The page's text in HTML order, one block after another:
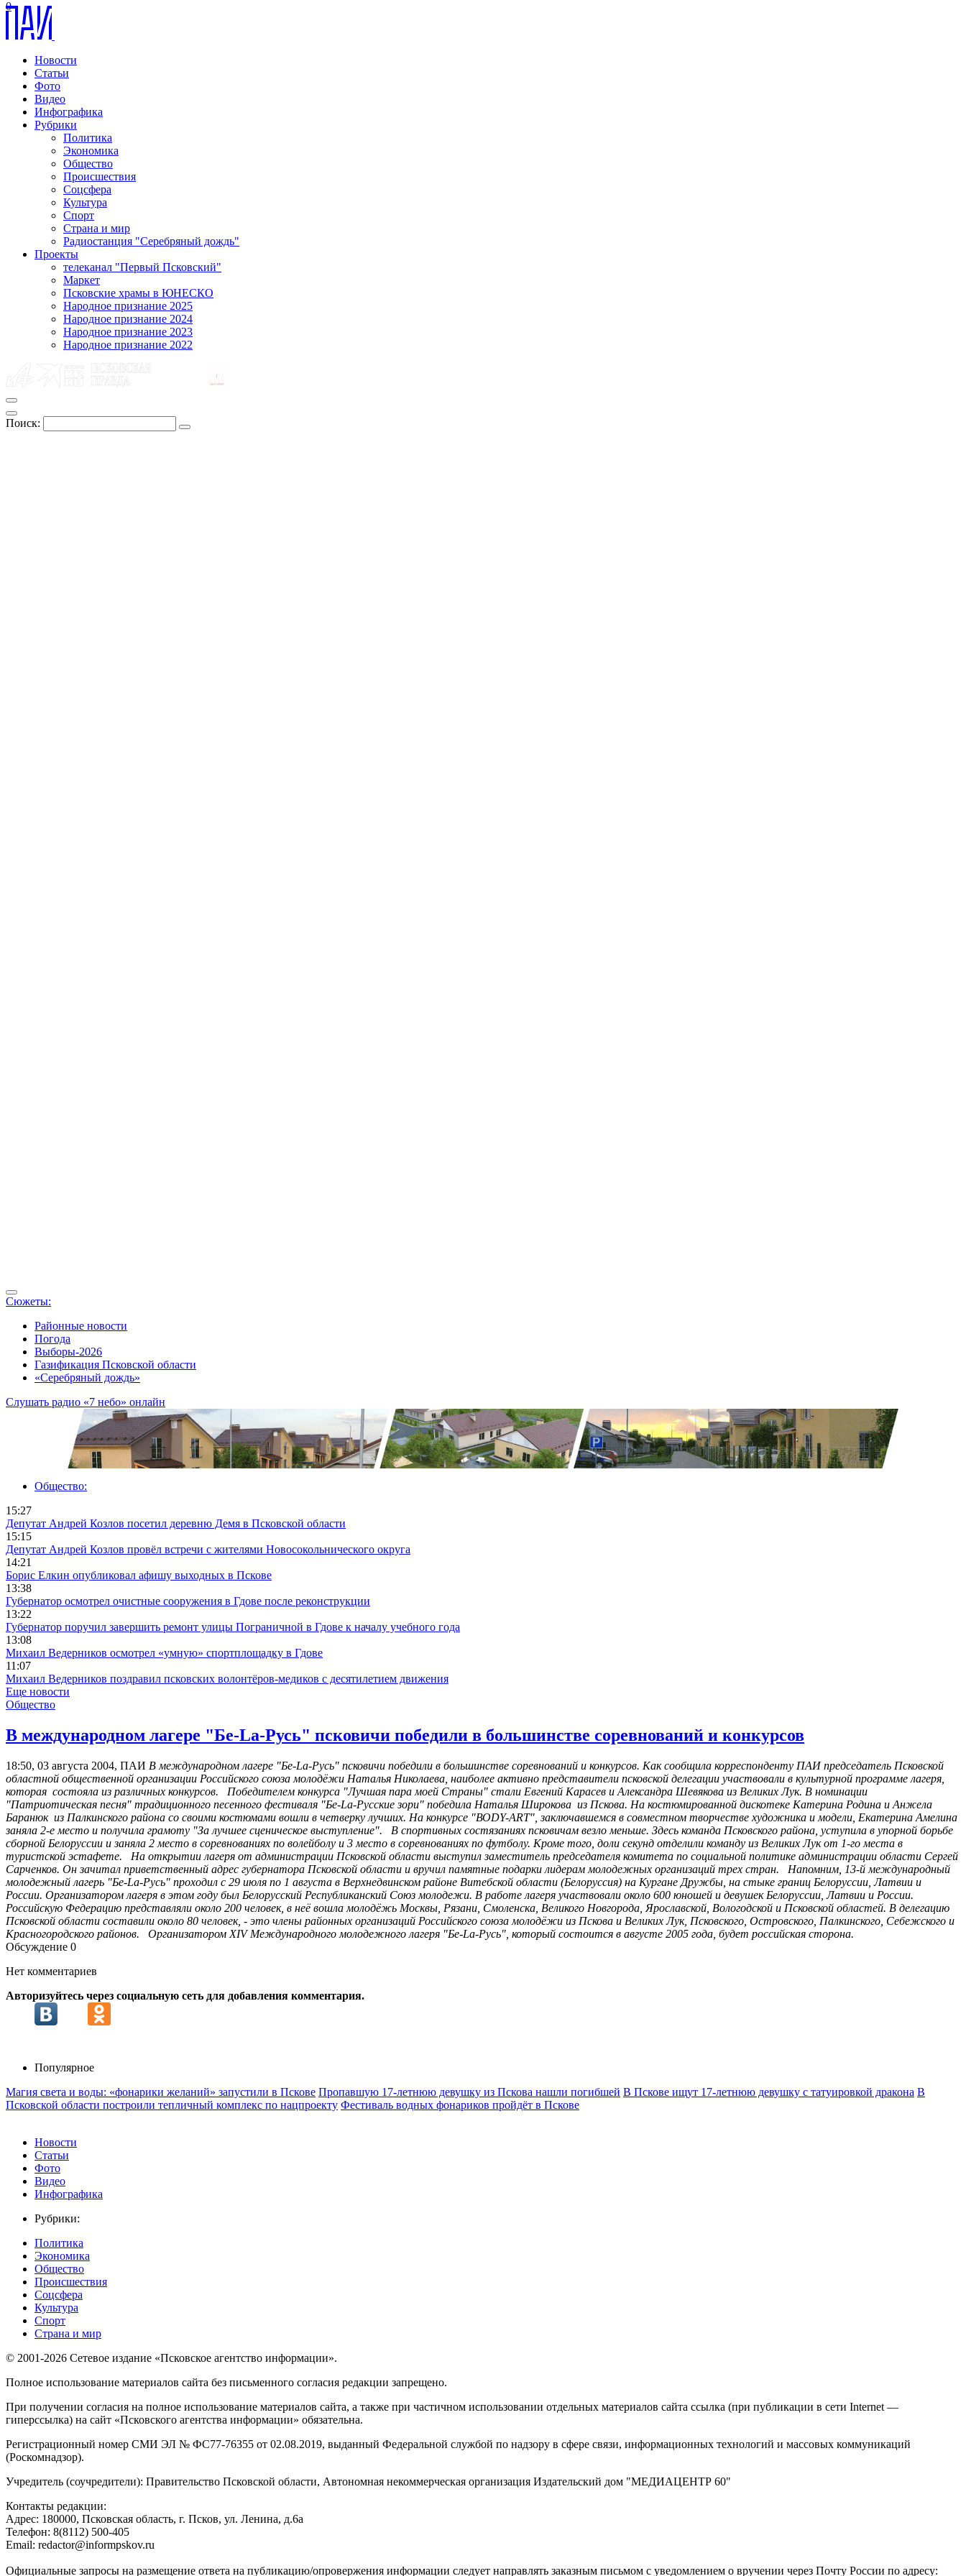
Новости
Статьи
Фото
Видео
Инфографика
Рубрики
Политика
Экономика
Общество
Происшествия
Соцсфера
Культура
Спорт
Страна и мир
Радиостанция "Серебряный дождь"
Проекты
телеканал "Первый Псковский"
Маркет
Псковские храмы в ЮНЕСКО
Народное признание 2025
Народное признание 2024
Народное признание 2023
Народное признание 2022
Поиск:
Сюжеты:
Районные новости
Погода
Выборы-2026
Газификация Псковской области
«Серебряный дождь»
Слушать радио «7 небо» онлайн
0
Общество:
15:27
Депутат Андрей Козлов посетил деревню Демя в Псковской области
15:15
Депутат Андрей Козлов провёл встречи с жителями Новосокольнического округа
14:21
Борис Елкин опубликовал афишу выходных в Пскове
13:38
Губернатор осмотрел очистные сооружения в Гдове после реконструкции
13:22
Губернатор поручил завершить ремонт улицы Пограничной в Гдове к началу учебного года
13:08
Михаил Ведерников осмотрел «умную» спортплощадку в Гдове
11:07
Михаил Ведерников поздравил псковских волонтёров-медиков с десятилетием движения
Еще новости
Общество
В международном лагере "Бе-La-Русь" псковичи победили в большинстве соревнований и конкурсов
18:50, 03 августа 2004, ПАИ В международном лагере "Бе-La-Русь" псковичи победили в большинстве соревнований и конкурсов. Как сообщила корреспонденту ПАИ председатель Псковской
областной общественной организации Российского союза молодёжи Наталья Николаева, наиболее активно представители псковской делегации участвовали в культурной программе лагеря,
которая состояла из различных конкурсов. Победителем конкурса "Лучшая пара моей Страны" стали Евгений Карасев и Александра Шевякова из Великих Лук. В номинации
"Патриотическая песня" традиционного песенного фестиваля "Бе-Lа-Русские зори" победила Наталья Широкова из Пскова. На костюмированной дискотеке Катерина Родина и Анжела
Баранюк из Палкинского района со своими костюмами вошли в четверку лучших. На конкурсе "ВОDY-ART", заключавшемся в совместном творчестве художника и модели, Екатерина Амелина
заняла 2-е место и получила грамоту "За лучшее сценическое выступление". В спортивных состязаниях псковичам везло меньше. Здесь команда Псковского района, уступила в упорной борьбе
сборной Белоруссии и заняла 2 место в соревнованиях по волейболу и 3 место в соревнованиях по футболу. Кроме того, доли секунд отделили команду из Великих Лук от 1-го места в
туристской эстафете. На открытии лагеря от администрации Псковской области выступил заместитель председателя комитета по социальной политике администрации области Сергей
Сарченков. Он зачитал приветственный адрес губернатора Псковской области и вручил памятные подарки лидерам молодежных организаций трех стран. Напомним, 13-й международный
молодежный лагерь "Бе-La-Русь" проходил с 29 июля по 1 августа в Верхнедвинском районе Витебской области (Белоруссия) на Кургане Дружбы, на стыке границ Белоруссии, Латвии и
России. Организатором лагеря в этом году был Белорусский Республиканский Союз молодежи. В работе лагеря участвовали около 600 юношей и девушек Белоруссии, Латвии и России.
Российскую Федерацию представляли около 200 человек, в неё вошла молодёжь Москвы, Рязани, Смоленска, Великого Новгорода, Ярославской, Вологодской и Псковской областей. В делегацию
Псковской области составили около 80 человек, - это члены районных организаций Российского союза молодёжи из Пскова и Великих Лук, Псковского, Островского, Палкинского, Себежского и
Красногородского районов. Организатором XIV Международного молодежного лагеря "Бе-La-Русь", который состоится в августе 2005 года, будет российская сторона.
Обсуждение 0
Нет комментариев
Авторизуйтесь через социальную сеть для добавления комментария.
Популярное
Магия света и воды: «фонарики желаний» запустили в Пскове Пропавшую 17-летнюю девушку из Пскова нашли погибшей В Пскове ищут 17‑летнюю девушку с татуировкой дракона В
Псковской области построили тепличный комплекс по нацпроекту Фестиваль водных фонариков пройдёт в Пскове
Новости
Статьи
Фото
Видео
Инфографика
Рубрики:
Политика
Экономика
Общество
Происшествия
Соцсфера
Культура
Спорт
Страна и мир
© 2001-2026 Сетевое издание «Псковское агентство информации».
Полное использование материалов сайта без письменного согласия редакции запрещено.
При получении согласия на полное использование материалов сайта, а также при частичном использовании отдельных материалов сайта ссылка (при публикации в сети Internet —
гиперссылка) на сайт «Псковского агентства информации» обязательна.
Регистрационный номер СМИ ЭЛ № ФС77-76355 от 02.08.2019, выданный Федеральной службой по надзору в сфере связи, информационных технологий и массовых коммуникаций
(Роскомнадзор).
Учредитель (соучредители): Правительство Псковской области, Автономная некоммерческая организация Издательский дом "МЕДИАЦЕНТР 60"
Контакты редакции:
Адреc: 180000, Псковская область, г. Псков, ул. Ленина, д.6а
Телефон: 8(8112) 500-405
Email: redactor@informpskov.ru
Официальные запросы на размещение ответа на публикацию/опровержения информации следует направлять заказным письмом с уведомлением о вручении через Почту России по адресу: